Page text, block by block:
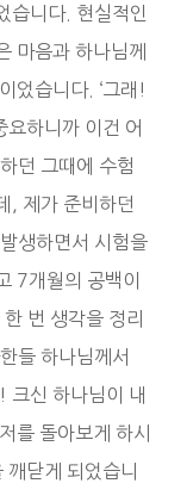
습니다. 현실적인
마음과 하나님께
었습니다. ‘그래!
요하니까 이건 어
던 그때에 수험
, 제가 준비하던
생하면서 시험을
7개월의 공백이
번 생각을 정리
들 하나님께서
크신 하나님이 내
를 돌아보게 하시
깨닫게 되었습니